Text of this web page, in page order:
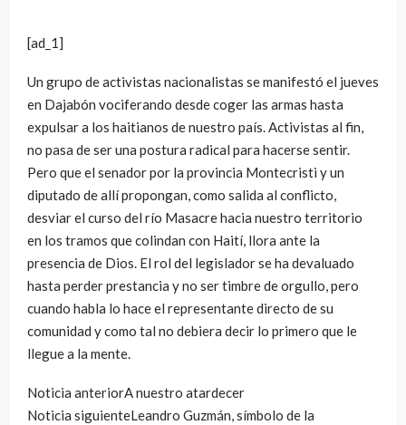
[ad_1]
Un grupo de activistas nacionalistas se manifestó el jueves
en Dajabón vociferando desde coger las armas hasta
expulsar a los haitianos de nuestro país. Activistas al fin,
no pasa de ser una postura radical para hacerse sentir.
Pero que el senador por la provincia Montecristi y un
diputado de allí propongan, como salida al conflicto,
desviar el curso del río Masacre hacia nuestro territorio
en los tramos que colindan con Haití, llora ante la
presencia de Dios. El rol del legislador se ha devaluado
hasta perder prestancia y no ser timbre de orgullo, pero
cuando habla lo hace el representante directo de su
comunidad y como tal no debiera decir lo primero que le
llegue a la mente.
Noticia anteriorA nuestro atardecer
Noticia siguienteLeandro Guzmán, símbolo de la